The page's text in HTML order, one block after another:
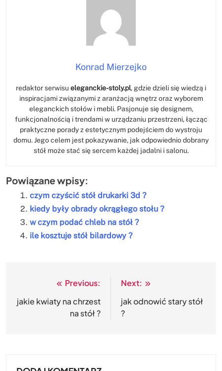
Konrad Mierzejko
redaktor serwisu eleganckie-stoly.pl, gdzie dzieli się wiedzą i
inspiracjami związanymi z aranżacją wnętrz oraz wyborem
eleganckich stołów i mebli. Pasjonuje się designem,
funkcjonalnością i trendami w urządzaniu przestrzeni, łącząc
praktyczne porady z estetycznym podejściem do wystroju
domu. Jego celem jest pokazywanie, jak odpowiednio dobrany
stół może stać się sercem każdej jadalni i salonu.
Powiązane wpisy:
czym czyścić stół drukarki 3d ?
kiedy były obrady okrągłego stołu ?
w czym podać chleb na stół ?
ile kosztuje stół bilardowy ?
Nawigacja
wpisu
Previous:
jakie kwiaty na chrzest
na stół ?
Next:
jak odnowić stary stół
?